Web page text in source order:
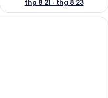
thg 8 21 - thg 8 23
Phòng Tiêu chuẩn | Bàn, truy cập